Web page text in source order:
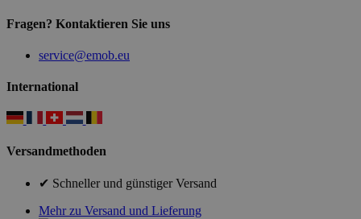
Fragen? Kontaktieren Sie uns
service@emob.eu
International
Versandmethoden
✔ Schneller und günstiger Versand
Mehr zu Versand und Lieferung